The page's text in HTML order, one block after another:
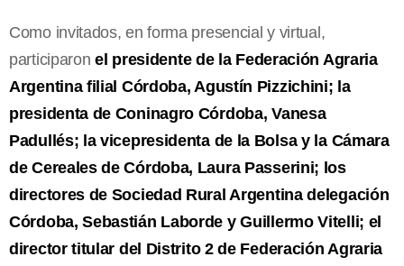
Como invitados, en forma presencial y virtual,
participaronel presidente de la Federación Agraria
Argentina filial Córdoba, Agustín Pizzichini; la
presidenta de Coninagro Córdoba, Vanesa
Padullés; la vicepresidenta de la Bolsa y la Cámara
de Cereales de Córdoba, Laura Passerini; los
directores de Sociedad Rural Argentina delegación
Córdoba, Sebastián Laborde y Guillermo Vitelli; el
director titular del Distrito 2 de Federación Agraria